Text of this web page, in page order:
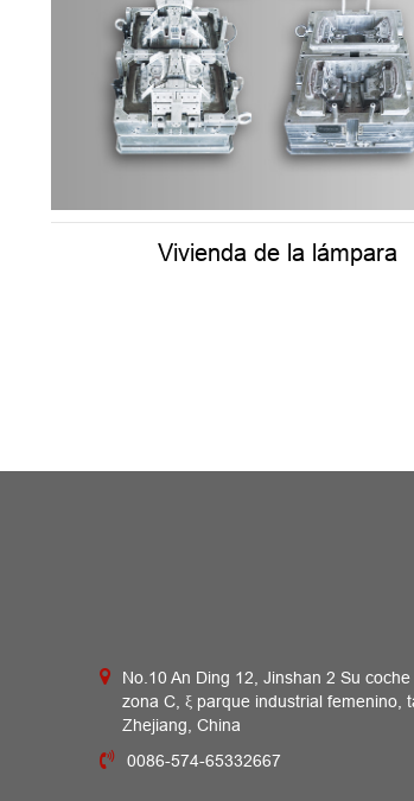
Vivienda de la lámpara
No.10 An Ding 12, Jinshan 2 Su coche
zona C, ξ parque industrial femenino,
Zhejiang, China
0086-574-65332667